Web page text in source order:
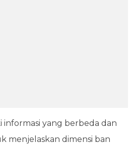
informasi yang berbeda dan
menjelaskan dimensi ban